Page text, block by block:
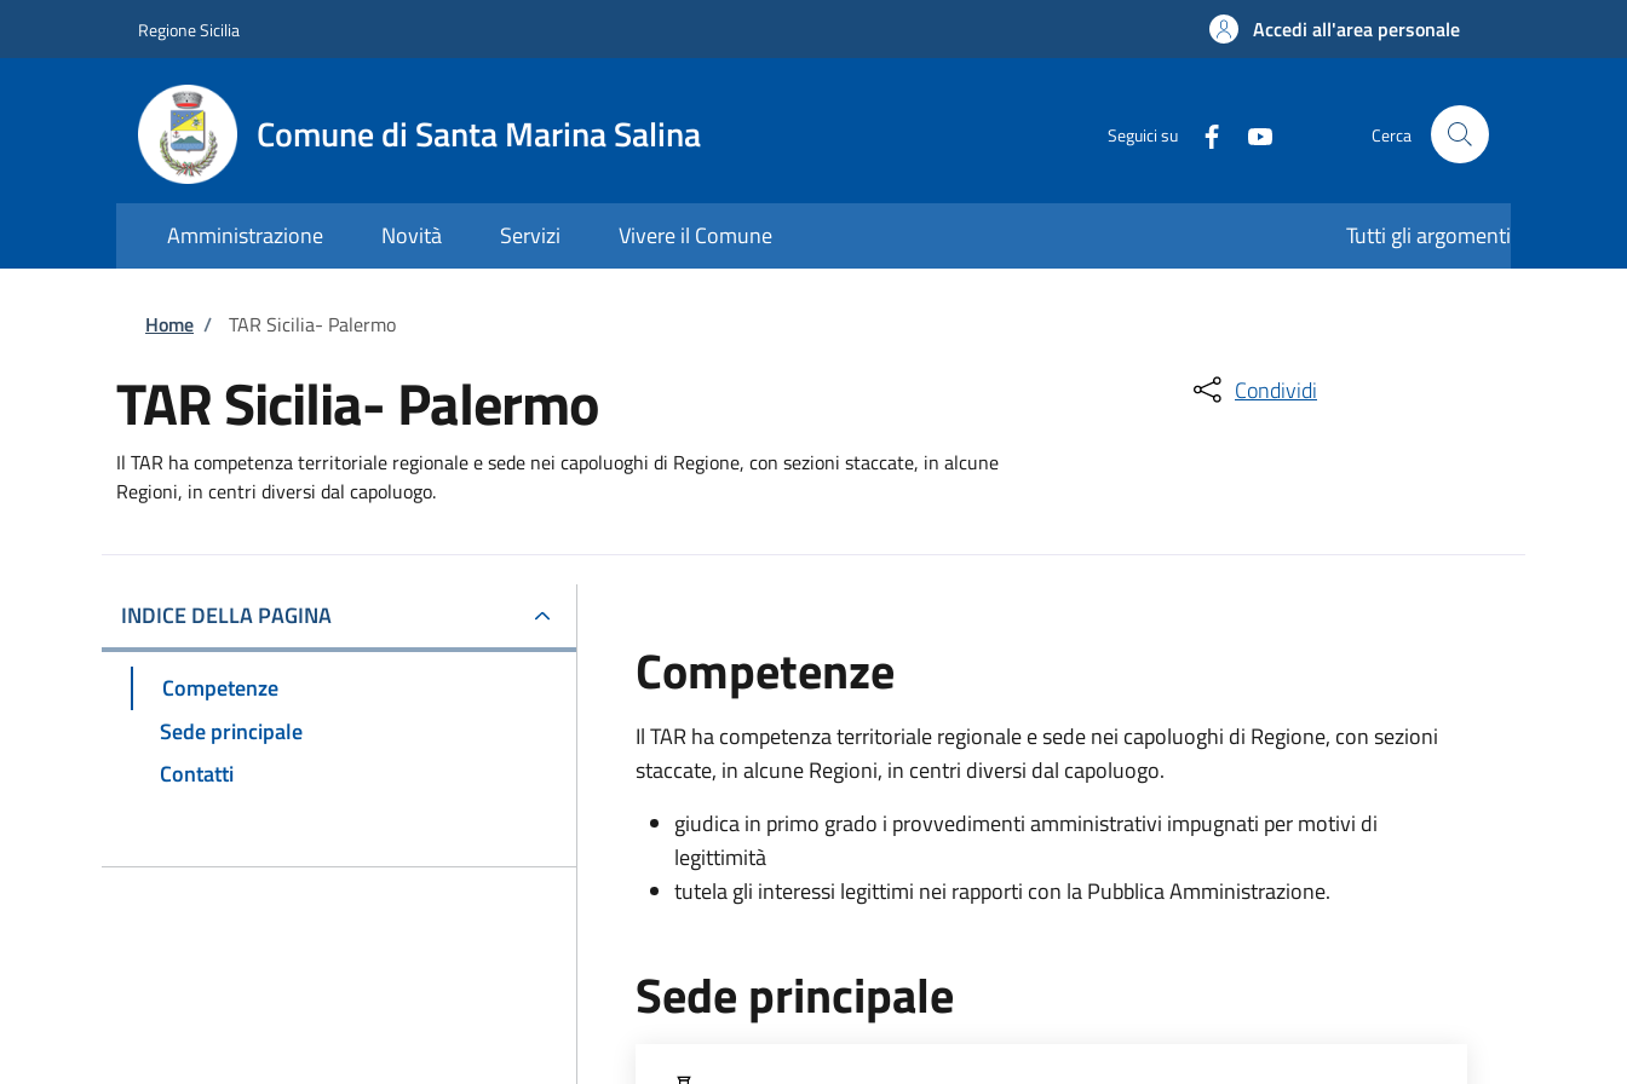
Regione Sicilia Accedi all'area personale
Comune di Santa Marina Salina Seguici su Cerca
Amministrazione Novità Servizi Vivere il Comune Tutti gli argomenti
Briciole di pane
Home / TAR Sicilia- Palermo
TAR Sicilia- Palermo
Il TAR ha competenza territoriale regionale e sede nei capoluoghi di Regione, con sezioni staccate, in alcune
Regioni, in centri diversi dal capoluogo.
Condividi
INDICE DELLA PAGINA
Competenze
Sede principale
Contatti
Competenze
Il TAR ha competenza territoriale regionale e sede nei capoluoghi di Regione, con sezioni
staccate, in alcune Regioni, in centri diversi dal capoluogo.
giudica in primo grado i provvedimenti amministrativi impugnati per motivi di
legittimità
tutela gli interessi legittimi nei rapporti con la Pubblica Amministrazione.
Sede principale